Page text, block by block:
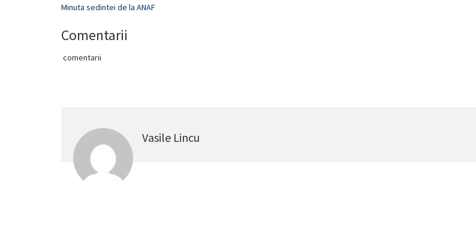
Minuta sedintei de la ANAF
Comentarii
comentarii
Vasile Lincu